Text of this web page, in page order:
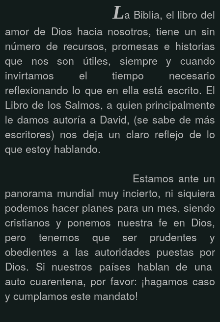
La Biblia, el libro del
amor de Dios hacia nosotros, tiene un sin
número de recursos, promesas e historias
que nos son útiles, siempre y cuando
invirtamos el tiempo necesario
reflexionando lo que en ella está escrito. El
Libro de los Salmos, a quien principalmente
le damos autoría a David, (se sabe de más
escritores) nos deja un claro reflejo de lo
que estoy hablando.
Estamos ante un
panorama mundial muy incierto, ni siquiera
podemos hacer planes para un mes, siendo
cristianos y ponemos nuestra fe en Dios,
pero tenemos que ser prudentes y
obedientes a las autoridades puestas por
Dios. Si nuestros países hablan de una
auto cuarentena, por favor: ¡hagamos caso
y cumplamos este mandato!